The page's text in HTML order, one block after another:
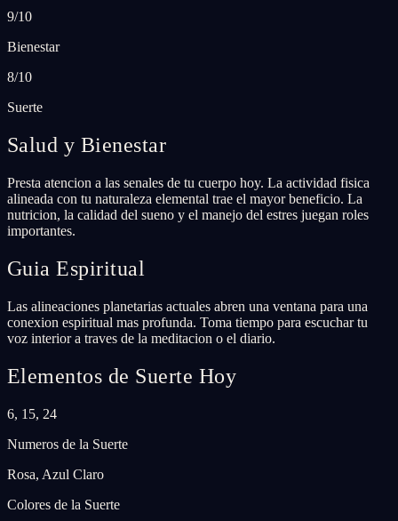
9/10
Bienestar
8/10
Suerte
Salud y Bienestar
Presta atencion a las senales de tu cuerpo hoy. La actividad fisica
alineada con tu naturaleza elemental trae el mayor beneficio. La
nutricion, la calidad del sueno y el manejo del estres juegan roles
importantes.
Guia Espiritual
Las alineaciones planetarias actuales abren una ventana para una
conexion espiritual mas profunda. Toma tiempo para escuchar tu
voz interior a traves de la meditacion o el diario.
Elementos de Suerte Hoy
6, 15, 24
Numeros de la Suerte
Rosa, Azul Claro
Colores de la Suerte